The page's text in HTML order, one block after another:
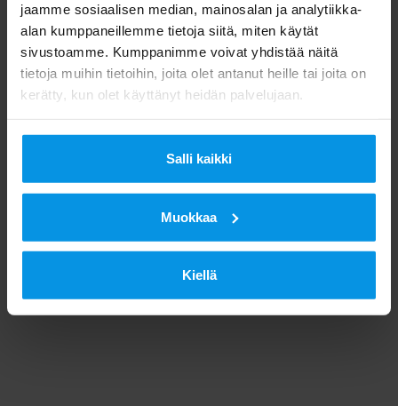
jaamme sosiaalisen median, mainosalan ja analytiikka-
alan kumppaneillemme tietoja siitä, miten käytät
sivustoamme. Kumppanimme voivat yhdistää näitä
tietoja muihin tietoihin, joita olet antanut heille tai joita on
kerätty, kun olet käyttänyt heidän palvelujaan.
Salli kaikki
Muokkaa
Kiellä